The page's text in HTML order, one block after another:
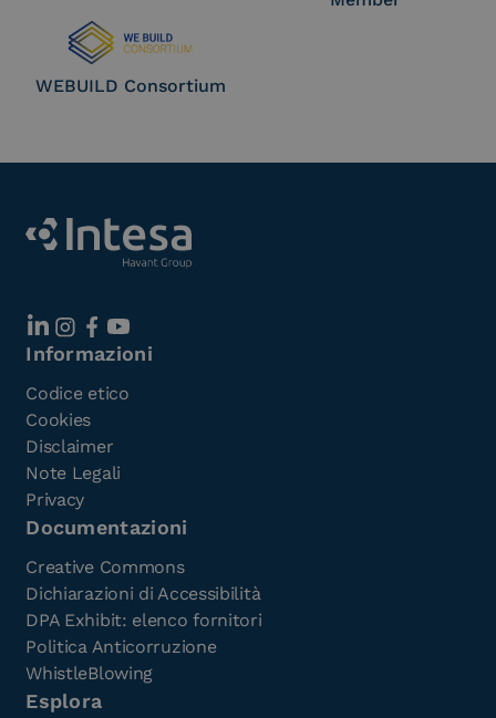
WEBUILD Consortium
Informazioni
Codice etico
Cookies
Disclaimer
Note Legali
Privacy
Documentazioni
Creative Commons
Dichiarazioni di Accessibilità
DPA Exhibit: elenco fornitori
Politica Anticorruzione
WhistleBlowing
Esplora